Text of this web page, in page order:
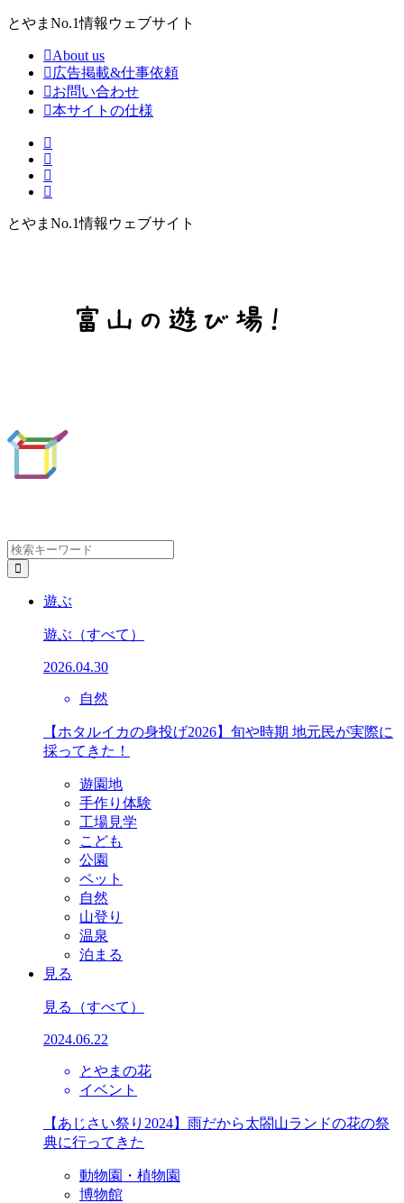
とやまNo.1情報ウェブサイト
About us
広告掲載&仕事依頼
お問い合わせ
本サイトの仕様
とやまNo.1情報ウェブサイト
遊ぶ
遊ぶ （すべて）
2026.04.30
自然
【ホタルイカの身投げ2026】旬や時期 地元民が実際に
採ってきた！
遊園地
手作り体験
工場見学
こども
公園
ペット
自然
山登り
温泉
泊まる
見る
見る （すべて）
2024.06.22
とやまの花
イベント
【あじさい祭り2024】雨だから太閤山ランドの花の祭
典に行ってきた
動物園・植物園
博物館